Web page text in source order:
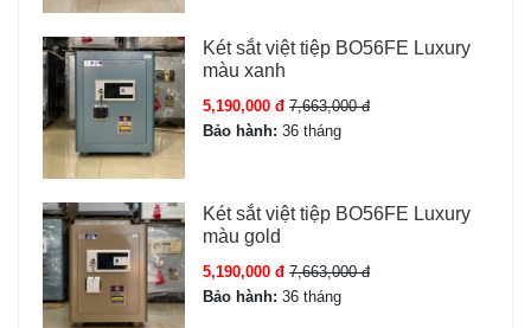
LB68-S7II-PRO
Model LB68-S7II-PRO
Giá 57,750,000 đ
Thương hiệu
Két sắt Liberty chính
hãng
Nhà sản xuất Liberty
Két sắt việt tiệp BO56FE Luxury
màu xanh
5,190,000 đ 7,663,000 đ
Bảo hành: 36 tháng
Két sắt việt tiệp BO56FE Luxury
màu gold
5,190,000 đ 7,663,000 đ
Bảo hành: 36 tháng